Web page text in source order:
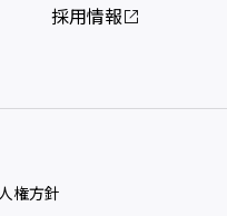
採用情報
権方針